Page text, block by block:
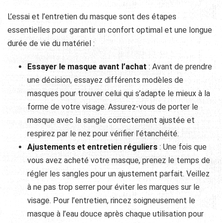
L’essai et l’entretien du masque sont des étapes
essentielles pour garantir un confort optimal et une longue
durée de vie du matériel :
Essayer le masque avant l’achat : Avant de prendre
une décision, essayez différents modèles de
masques pour trouver celui qui s’adapte le mieux à la
forme de votre visage. Assurez-vous de porter le
masque avec la sangle correctement ajustée et
respirez par le nez pour vérifier l’étanchéité.
Ajustements et entretien réguliers : Une fois que
vous avez acheté votre masque, prenez le temps de
régler les sangles pour un ajustement parfait. Veillez
à ne pas trop serrer pour éviter les marques sur le
visage. Pour l’entretien, rincez soigneusement le
masque à l’eau douce après chaque utilisation pour